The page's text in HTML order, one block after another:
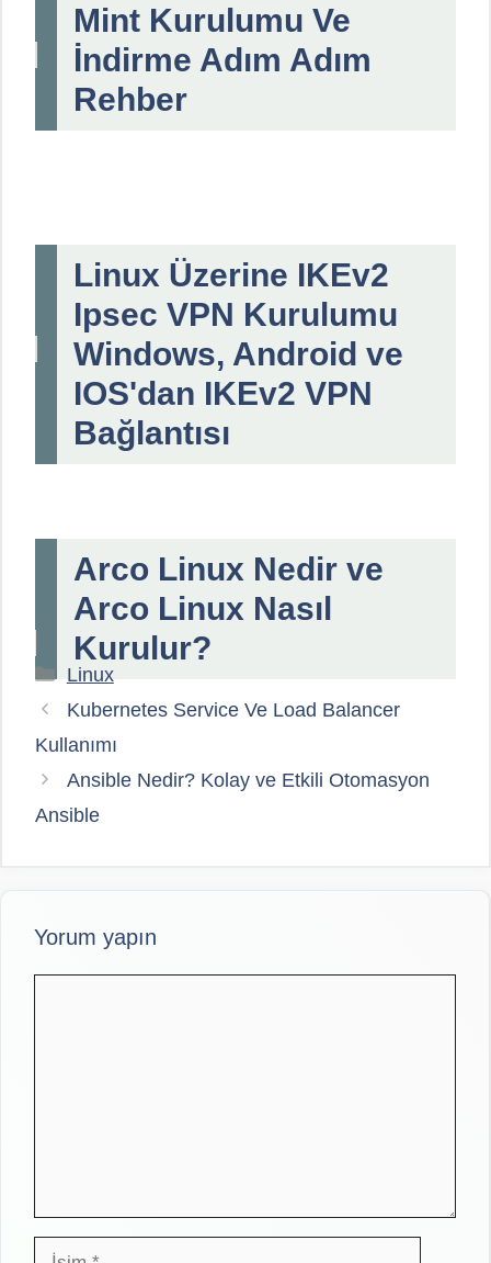
Mint Kurulumu Ve
İndirme Adım Adım
Rehber
Linux Üzerine IKEv2
Ipsec VPN Kurulumu
Windows, Android ve
IOS'dan IKEv2 VPN
Bağlantısı
Arco Linux Nedir ve
Arco Linux Nasıl
Kurulur?
Kategoriler
Linux
Kubernetes Service Ve Load Balancer
Kullanımı
Ansible Nedir? Kolay ve Etkili Otomasyon
Ansible
Yorum yapın
İsim